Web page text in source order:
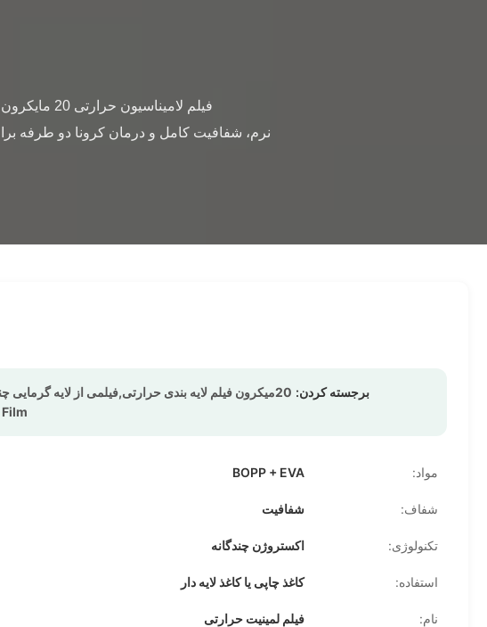
برجسته کردن: 20میکرون فیلم لایه بندی حرارتی,فیلمی از لایه گرمایی چند بار اکستروزون,فیلمی لامیناسیون دو طرفه تحت درمان کرونا
مواد: BOPP + EVA
شفاف: شفافیت
تکنولوژی: اکستروژن چندگانه
استفاده: کاغذ چاپی یا کاغذ لایه دار
نام: فیلم لمینیت حرارتی